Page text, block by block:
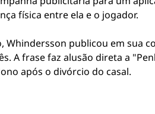
física entre ela e o jogador.
Whindersson publicou em sua
A frase faz alusão direta a
após o divórcio do casal.